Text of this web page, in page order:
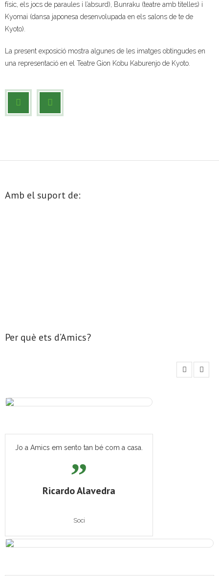
Música clàssica i coral
- Coral Ohana
- Concerts
- Concurs Montserrat Alavedra
- Escola de Literatura de Terrassa
físic, els jocs de paraules i l’absurd), Bunraku (teatre amb titelles) i
Kyomai (dansa japonesa desenvolupada en els salons de te de
Kyoto).
La present exposició mostra algunes de les imatges obtingudes en
una representació en el Teatre Gion Kobu Kaburenjo de Kyoto.
Amb el suport de:
Per què ets d’Amics?
Jo a Amics em sento tan bé com a casa.
Ricardo Alavedra
Soci